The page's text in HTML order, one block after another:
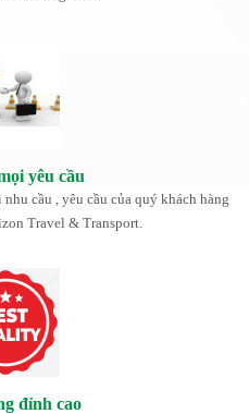
yêu cầu
cầu , yêu cầu của quý khách hàng
Travel & Transport.
đỉnh cao